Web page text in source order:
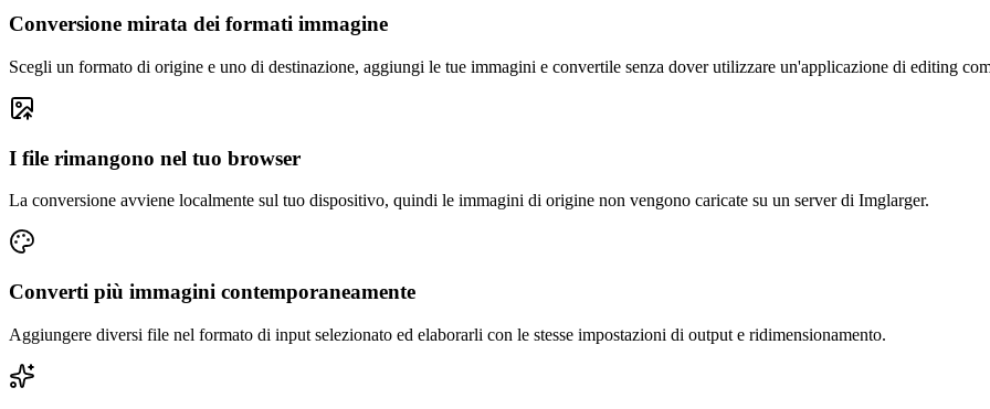
Conversione mirata dei formati immagine
Scegli un formato di origine e uno di destinazione, aggiungi le tue immagini e convertile senza dover utilizzare un'applicazione di editing
I file rimangono nel tuo browser
La conversione avviene localmente sul tuo dispositivo, quindi le immagini di origine non vengono caricate su un server di Imglarger.
Converti più immagini contemporaneamente
Aggiungere diversi file nel formato di input selezionato ed elaborarli con le stesse impostazioni di output e ridimensionamento.